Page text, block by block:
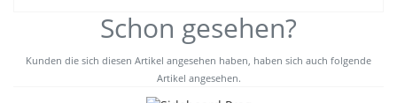
Schon gesehen?
Kunden die sich diesen Artikel angesehen haben, haben sich auch folgende
Artikel angesehen.